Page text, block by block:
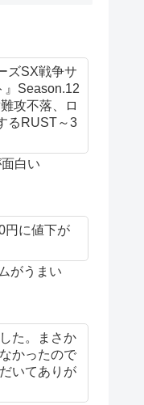
ズSX戦争サ
』Season.12
攻不落、ロ
るRUST～3
白い
円に値下が
がうまい
た。まさか
かったので
いてありが